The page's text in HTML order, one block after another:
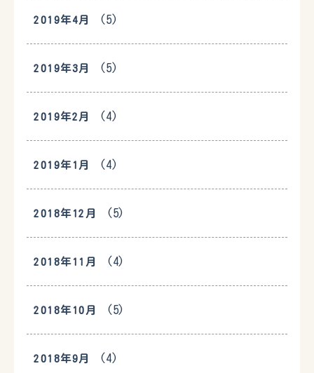
2019年4月 (5)
2019年3月 (5)
2019年2月 (4)
2019年1月 (4)
2018年12月 (5)
2018年11月 (4)
2018年10月 (5)
2018年9月 (4)